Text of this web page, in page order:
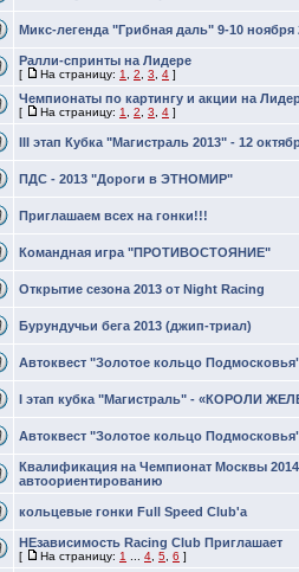
Микс-легенда "Грибная даль" 9-10 ноября
Ралли-спринты на Лидере
[ На страницу: 1 2 3 4 ]
Чемпионаты по картингу и акции на
[ На страницу: 1 2 3 4 ]
III этап Кубка "Магистраль 2013" - 12
ПДС - 2013 "Дороги в ЭТНОМИР"
Приглашаем всех на гонки!!!
Командная игра "ПРОТИВОСТОЯНИЕ"
Открытие сезона 2013 от Night Racing
Бурундучьи бега 2013 (джип-триал)
Автоквест "Золотое кольцо
I этап кубка "Магистраль" - «КОРОЛИ
Автоквест "Золотое кольцо
Квалификация на Чемпионат Москвы
автоориентированию
кольцевые гонки Full Speed Club'а
НЕзависимость Racing Club Приглашает
[ На страницу: 1 4 5 6 ]